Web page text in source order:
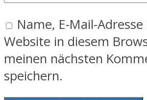
Name, E-Mail-Adresse
Website in diesem
meinen nächsten
speichern.